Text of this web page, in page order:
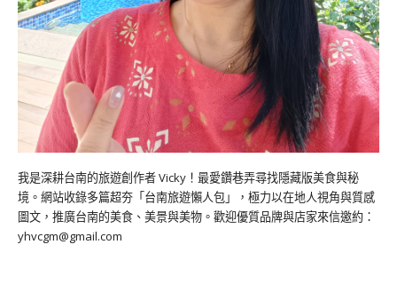
我是深耕台南的旅遊創作者 Vicky！最愛鑽巷弄尋找隱藏版美食與秘
境。網站收錄多篇超夯「台南旅遊懶人包」，極力以在地人視角與質感
圖文，推廣台南的美食、美景與美物。歡迎優質品牌與店家來信邀約：
yhvcgm@gmail.com